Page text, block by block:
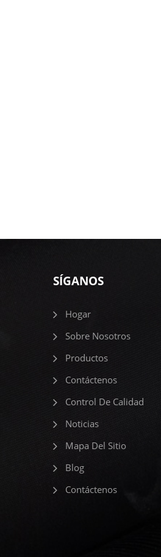
SÍGANOS
Hogar
Sobre Nosotros
Productos
Contáctenos
Control De Calidad
Noticias
Mapa Del Sitio
Blog
Contáctenos